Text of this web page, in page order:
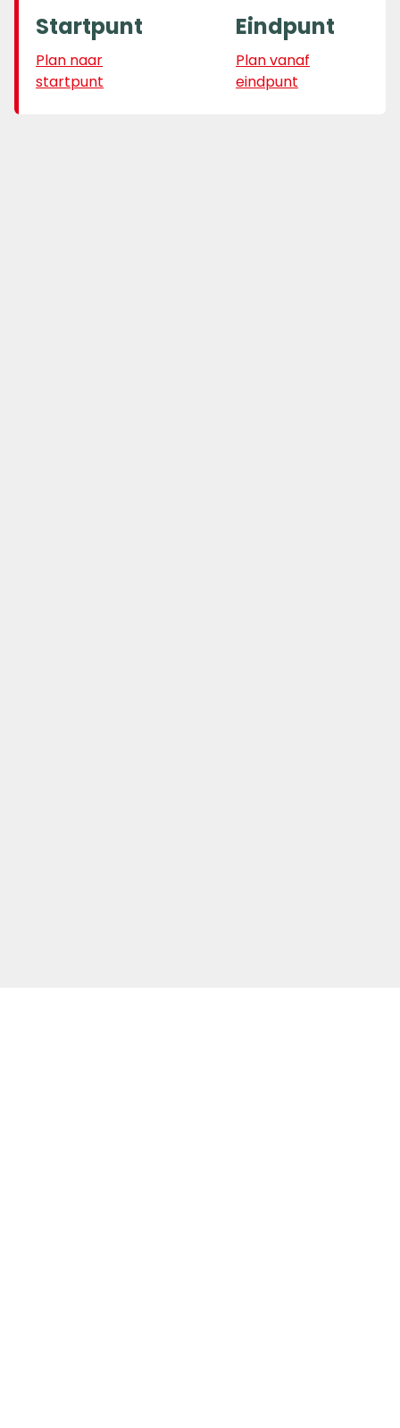
Startpunt
Plan naar
startpunt
Eindpunt
Plan vanaf
eindpunt